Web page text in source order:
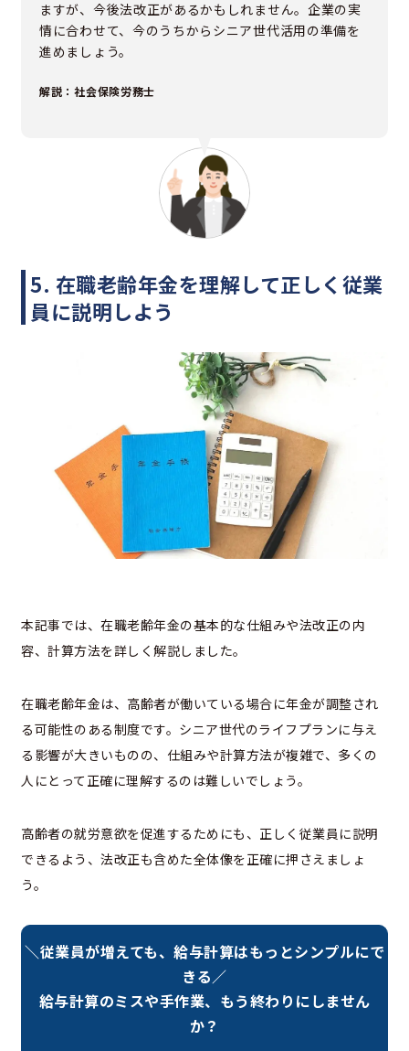
ますが、今後法改正があるかもしれません。企業の実
情に合わせて、今のうちからシニア世代活用の準備を
進めましょう。
解説：社会保険労務士
5. 在職老齢年金を理解して正しく従業
員に説明しよう
本記事では、在職老齢年金の基本的な仕組みや法改正の内
容、計算方法を詳しく解説しました。
在職老齢年金は、高齢者が働いている場合に年金が調整され
る可能性のある制度です。シニア世代のライフプランに与え
る影響が大きいものの、仕組みや計算方法が複雑で、多くの
人にとって正確に理解するのは難しいでしょう。
高齢者の就労意欲を促進するためにも、正しく従業員に説明
できるよう、法改正も含めた全体像を正確に押さえましょ
う。
＼従業員が増えても、給与計算はもっとシンプルにで
きる／
給与計算のミスや手作業、もう終わりにしません
か？